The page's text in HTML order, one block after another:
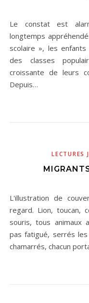
Le constat est alarmant mais sans appel. Depuis
longtemps
scolaire », les
des classes
croissante de leurs
Depuis…
LECTURES
L'illustration de couverture accroche immédiatement le
regard. Lion, toucan,
souris, tous animaux
pas fatigué, serrés
chamarrés, chacun